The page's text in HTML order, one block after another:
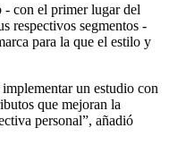
con el primer lugar del
respectivos segmentos -
para la que el estilo y
un estudio con
que mejoran la
personal”, añadió